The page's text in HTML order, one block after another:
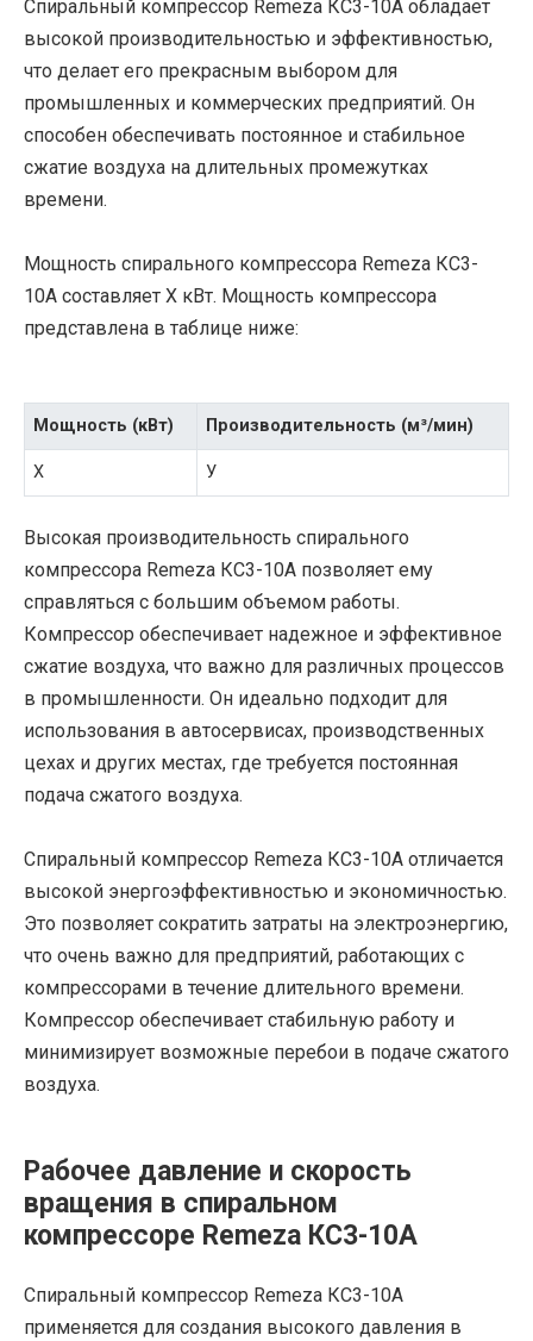
Спиральный компрессор Remeza КС3-10А обладает
высокой производительностью и эффективностью,
что делает его прекрасным выбором для
промышленных и коммерческих предприятий. Он
способен обеспечивать постоянное и стабильное
сжатие воздуха на длительных промежутках
времени.
Мощность спирального компрессора Remeza КС3-
10А составляет Х кВт. Мощность компрессора
представлена в таблице ниже:
Мощность (кВт) Производительность (м³/мин)
Х У
Высокая производительность спирального
компрессора Remeza КС3-10А позволяет ему
справляться с большим объемом работы.
Компрессор обеспечивает надежное и эффективное
сжатие воздуха, что важно для различных процессов
в промышленности. Он идеально подходит для
использования в автосервисах, производственных
цехах и других местах, где требуется постоянная
подача сжатого воздуха.
Спиральный компрессор Remeza КС3-10А отличается
высокой энергоэффективностью и экономичностью.
Это позволяет сократить затраты на электроэнергию,
что очень важно для предприятий, работающих с
компрессорами в течение длительного времени.
Компрессор обеспечивает стабильную работу и
минимизирует возможные перебои в подаче сжатого
воздуха.
Рабочее давление и скорость
вращения в спиральном
компрессоре Remeza КС3-10А
Спиральный компрессор Remeza КС3-10А
применяется для создания высокого давления в